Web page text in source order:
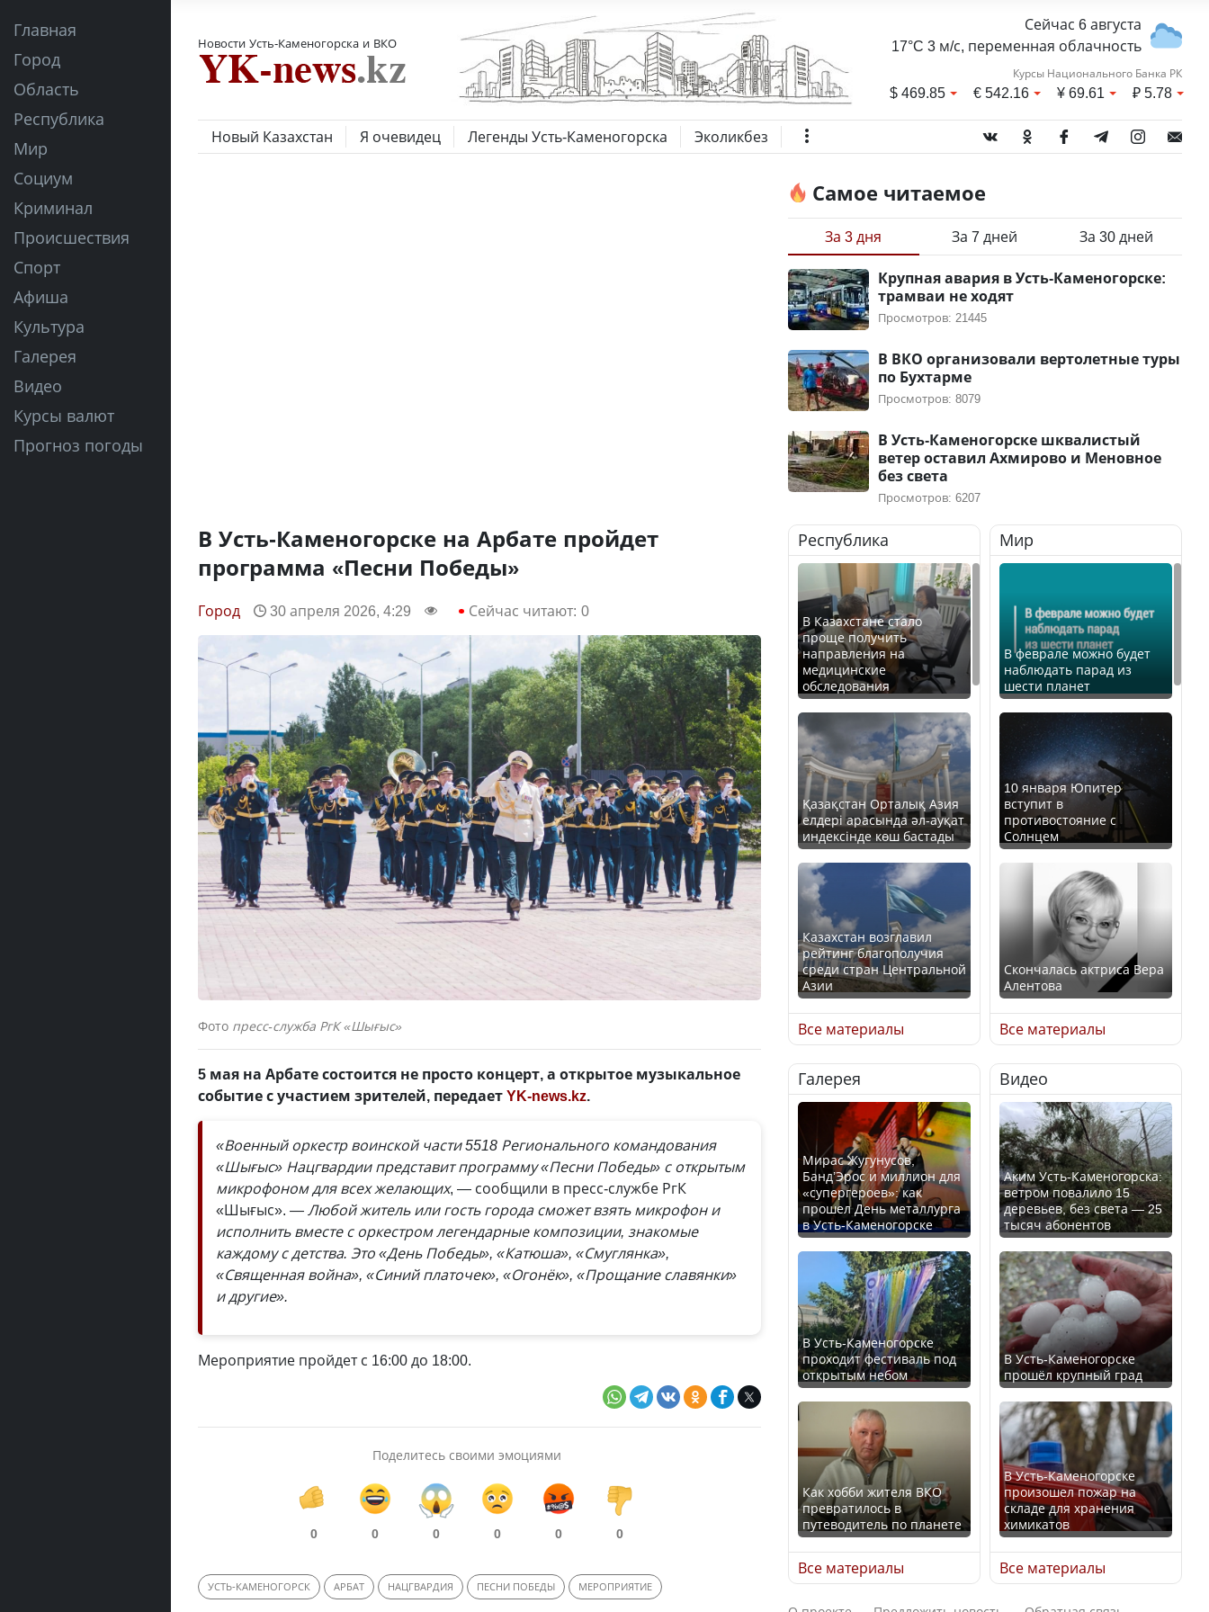
Главная
Город
Область
Республика
Мир
Социум
Криминал
Происшествия
Спорт
Афиша
Культура
Галерея
Видео
Курсы валют
Прогноз погоды
Новости Усть-Каменогорска и ВКО
Сейчас 6 августа
17°C 3 м/с, переменная облачность
Курсы Национального Банка РК
$469.85 €542.16 ¥69.61 ₽5.78
Новый Казахстан Я очевидец Легенды Усть-Каменогорска Эколикбез
В Усть-Каменогорске на Арбате пройдет
программа «Песни Победы»
Город 30 апреля 2026, 4:29 Сейчас читают: 0
Фото пресс-служба РгК «Шығыс»
5 мая на Арбате состоится не просто концерт, а открытое музыкальное
событие с участием зрителей, передаетYK-news.kz.
«Военный оркестр воинской части 5518 Регионального командования
«Шығыс» Нацгвардии представит программу «Песни Победы» с открытым
микрофоном для всех желающих, — сообщили в пресс-службе РгК
«Шығыс». — Любой житель или гость города сможет взять микрофон и
исполнить вместе с оркестром легендарные композиции, знакомые
каждому с детства. Это «День Победы», «Катюша», «Смуглянка»,
«Священная война», «Синий платочек», «Огонёк», «Прощание славянки»
и другие».
Мероприятие пройдет с 16:00 до 18:00.
Поделитесь своими эмоциями
0 0 0 0 0 0
УСТЬ-КАМЕНОГОРСК АРБАТ НАЦГВАРДИЯ ПЕСНИ ПОБЕДЫ МЕРОПРИЯТИЕ
Самое читаемое
За 3 дня За 7 дней За 30 дней
Крупная авария в Усть-Каменогорске:
трамваи не ходят
Просмотров: 21445
В ВКО организовали вертолетные туры
по Бухтарме
Просмотров: 8079
В Усть-Каменогорске шквалистый
ветер оставил Ахмирово и Меновное
без света
Просмотров: 6207
Республика
В Казахстане стало
проще получить
направления на
медицинские
обследования
Қазақстан Орталық Азия
елдері арасында әл-ауқат
индексінде көш бастады
Казахстан возглавил
рейтинг благополучия
среди стран Центральной
Азии
Будут ли представлены
интересы регионов в
Курултае?
Ең төменгі жалақы,
алимент, экология: жеті
партия сайлаушылармен
нені талқылап жатыр?
Минимальная зарплата,
алименты, экология — о
чем говорят с
избирателями
представители партий
Министр рассказал, из
чего делают колбасу в
Казахстане
Все материалы
Мир
В феврале можно будет
наблюдать парад из
шести планет
10 января Юпитер
вступит в
противостояние с
Солнцем
Скончалась актриса Вера
Алентова
В РФ вынесен заочный
приговор по уголовному
делу об убийстве Игоря
Талькова
В России введены
дополнительные
ограничения для
казахстанских прав
Трамп официально
вступил в должность
президента США
Луну признали объектом
культурного наследия,
находящегося под
угрозой исчезновения
Все материалы
Галерея
Мирас Жугунусов,
Банд’Эрос и миллион для
«супергероев»: как
прошел День металлурга
в Усть-Каменогорске
В Усть-Каменогорске
проходит фестиваль под
открытым небом
Как хобби жителя ВКО
превратилось в
путеводитель по планете
Все материалы
Видео
Аким Усть-Каменогорска:
ветром повалило 15
деревьев, без света — 25
тысяч абонентов
В Усть-Каменогорске
прошёл крупный град
В Усть-Каменогорске
произошел пожар на
складе для хранения
химикатов
Все материалы